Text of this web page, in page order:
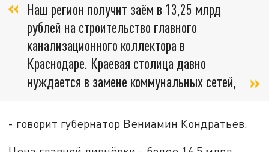
Наш регион получит заём в 13,25 млрд
рублей на строительство главного
канализационного коллектора в
Краснодаре. Краевая столица давно
нуждается в замене коммунальных сетей,
- говорит губернатор Вениамин Кондратьев.